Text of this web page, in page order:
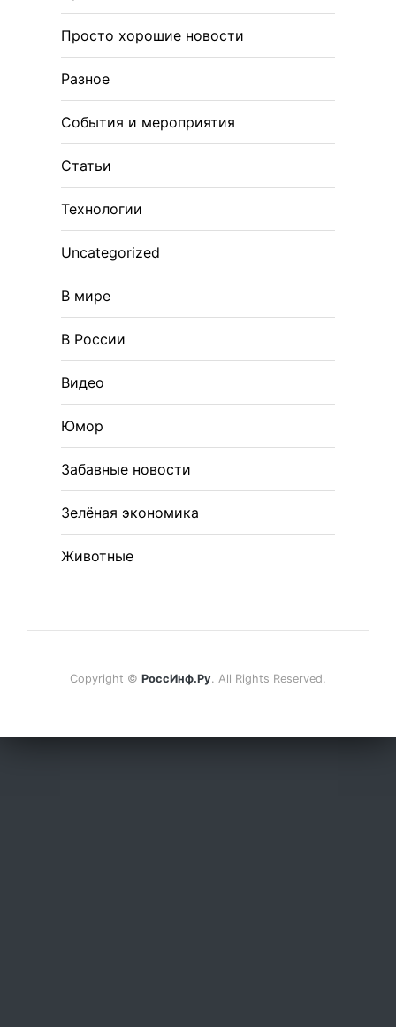
Просто хорошие новости
Разное
События и мероприятия
Статьи
Технологии
Uncategorized
В мире
В России
Видео
Юмор
Забавные новости
Зелёная экономика
Животные
Copyright © РоссИнф.Ру. All Rights Reserved.